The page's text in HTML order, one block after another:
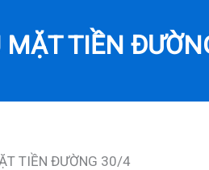
MẶT TIỀN
TIỀN ĐƯỜNG 30/4